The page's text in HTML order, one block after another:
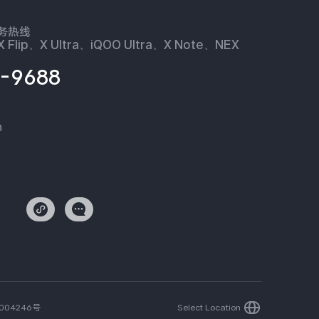
热线
Flip、X Ultra、iQOO Ultra、X Note、NEX
9688
号 Select Location